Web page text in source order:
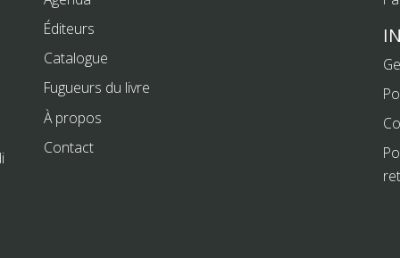
Éditeurs
Catalogue
Fugueurs du livre
À propos
Contact